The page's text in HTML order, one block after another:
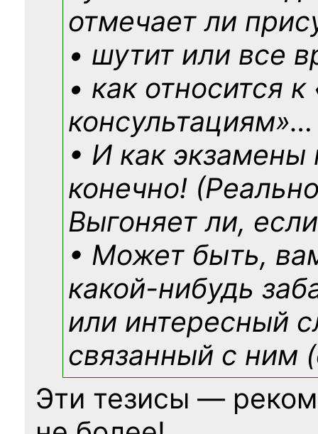
отмечает ли
• шутит или все
• как относится
консультациям»…
• И как экзамены
конечно!
Выгоняет ли,
• Может быть,
какой-нибудь
или интересный
связанный с ним
Эти тезисы —